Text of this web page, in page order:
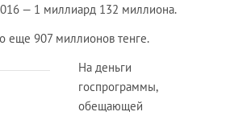
— 1 миллиард 132 миллиона.
еще 907 миллионов тенге.
На деньги
госпрограммы,
обещающей